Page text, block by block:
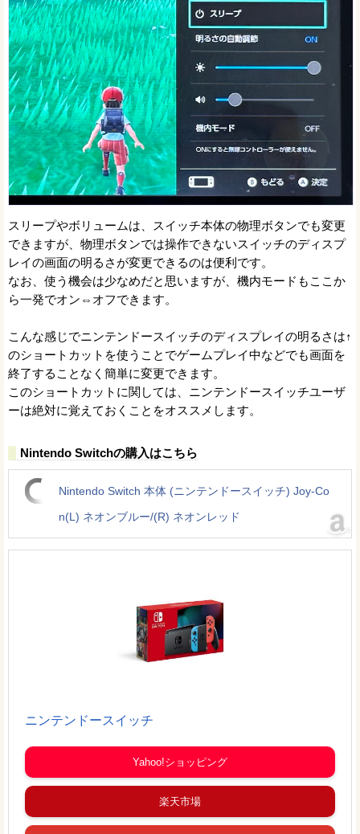
スリープやボリュームは、スイッチ本体の物理ボタンでも変更
できますが、物理ボタンでは操作できないスイッチのディスプ
レイの画面の明るさが変更できるのは便利です。
なお、使う機会は少なめだと思いますが、機内モードもここか
ら一発でオン⇔オフできます。
こんな感じでニンテンドースイッチのディスプレイの明るさは↑
のショートカットを使うことでゲームプレイ中などでも画面を
終了することなく簡単に変更できます。
このショートカットに関しては、ニンテンドースイッチユーザ
ーは絶対に覚えておくことをオススメします。
Nintendo Switchの購入はこちら
Nintendo Switch 本体 (ニンテンドースイッチ) Joy-Co
n(L) ネオンブルー/(R) ネオンレッド
ニンテンドースイッチ
Yahoo!ショッピング
楽天市場